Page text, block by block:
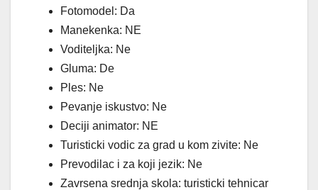
Fotomodel: Da
Manekenka: NE
Voditeljka: Ne
Gluma: De
Ples: Ne
Pevanje iskustvo: Ne
Deciji animator: NE
Turisticki vodic za grad u kom zivite: Ne
Prevodilac i za koji jezik: Ne
Zavrsena srednja skola: turisticki tehnicar